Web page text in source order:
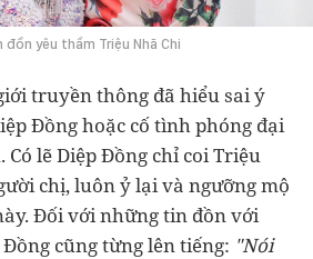
yêu thầm Triệu Nhã Chi
truyền thông đã hiểu sai ý
Đồng hoặc cố tình phóng đại
lẽ Diệp Đồng chỉ coi Triệu
chị, luôn ỷ lại và ngưỡng mộ
Đối với những tin đồn với
cũng từng lên tiếng: "Nói